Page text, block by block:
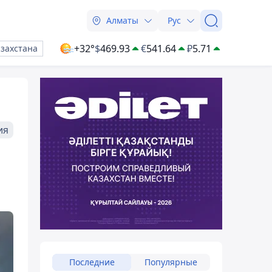
Алматы Рус
+32°$469.93 €541.64 ₽5.71
Последние Популярные